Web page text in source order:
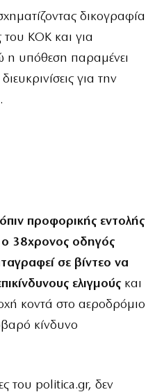
δικογραφία
ΚΟΚ και για
η υπόθεση παραμένει
για την
προφορικής εντολής
ο 38χρονος οδηγός
σε βίντεο να
ελιγμούς και
κοντά στο αεροδρόμιο
κίνδυνο
του politica.gr, δεν